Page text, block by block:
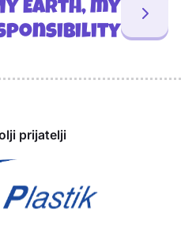
Earth, my
prijatelji